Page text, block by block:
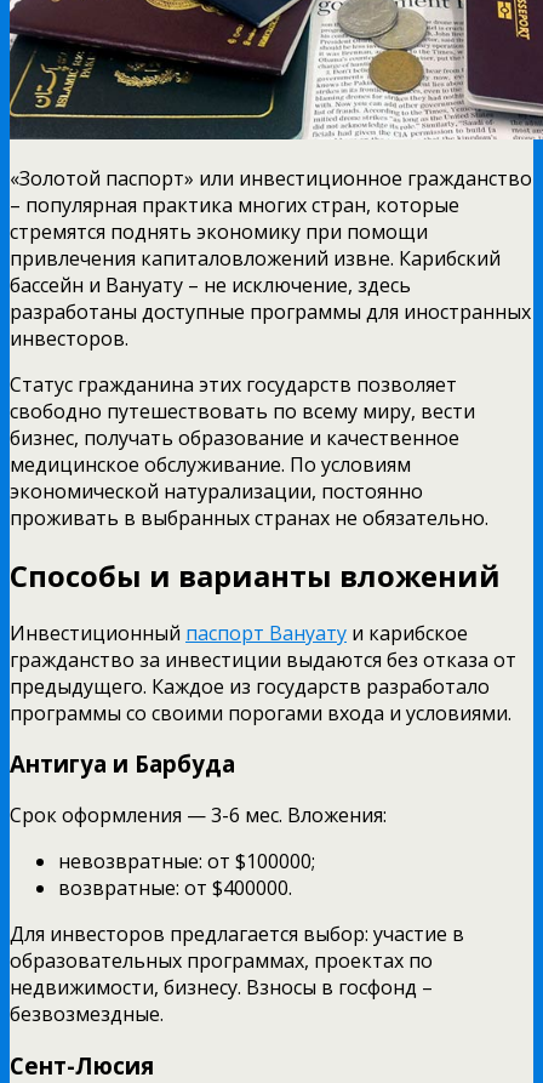
«Золотой паспорт» или инвестиционное гражданство
– популярная практика многих стран, которые
стремятся поднять экономику при помощи
привлечения капиталовложений извне. Карибский
бассейн и Вануату – не исключение, здесь
разработаны доступные программы для иностранных
инвесторов.
Статус гражданина этих государств позволяет
свободно путешествовать по всему миру, вести
бизнес, получать образование и качественное
медицинское обслуживание. По условиям
экономической натурализации, постоянно
проживать в выбранных странах не обязательно.
Способы и варианты вложений
Инвестиционный паспорт Вануату и карибское
гражданство за инвестиции выдаются без отказа от
предыдущего. Каждое из государств разработало
программы со своими порогами входа и условиями.
Антигуа и Барбуда
Срок оформления — 3-6 мес. Вложения:
невозвратные: от $100000;
возвратные: от $400000.
Для инвесторов предлагается выбор: участие в
образовательных программах, проектах по
недвижимости, бизнесу. Взносы в госфонд –
безвозмездные.
Сент-Люсия